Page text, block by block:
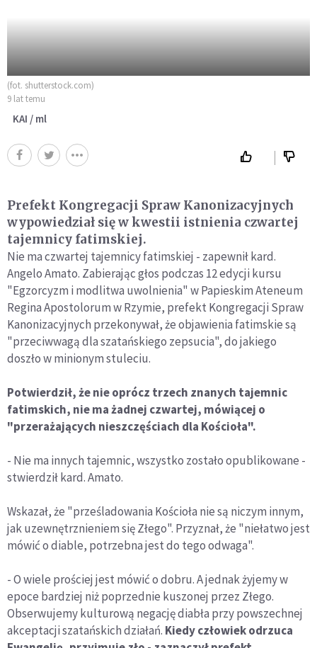
(fot. shutterstock.com)
9 lat temu
KAI / ml
Prefekt Kongregacji Spraw Kanonizacyjnych
wypowiedział się w kwestii istnienia czwartej
tajemnicy fatimskiej.
Nie ma czwartej tajemnicy fatimskiej - zapewnił kard.
Angelo Amato. Zabierając głos podczas 12 edycji kursu
"Egzorcyzm i modlitwa uwolnienia" w Papieskim Ateneum
Regina Apostolorum w Rzymie, prefekt Kongregacji Spraw
Kanonizacyjnych przekonywał, że objawienia fatimskie są
"przeciwwagą dla szatańskiego zepsucia", do jakiego
doszło w minionym stuleciu.
Potwierdził, że nie oprócz trzech znanych tajemnic
fatimskich, nie ma żadnej czwartej, mówiącej o
"przerażających nieszczęściach dla Kościoła".
- Nie ma innych tajemnic, wszystko zostało opublikowane -
stwierdził kard. Amato.
Wskazał, że "prześladowania Kościoła nie są niczym innym,
jak uzewnętrznieniem się Złego". Przyznał, że "niełatwo jest
mówić o diable, potrzebna jest do tego odwaga".
- O wiele prościej jest mówić o dobru. A jednak żyjemy w
epoce bardziej niż poprzednie kuszonej przez Złego.
Obserwujemy kulturową negację diabła przy powszechnej
akceptacji szatańskich działań. Kiedy człowiek odrzuca